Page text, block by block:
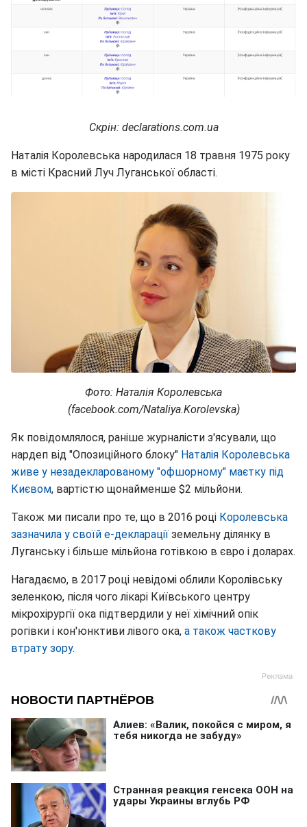
Скрін: declarations.com.ua
Наталія Королевська народилася 18 травня 1975 року
в місті Красний Луч Луганської області.
Фото: Наталія Королевська
(facebook.com/Nataliya.Korolevska)
Як повідомлялося, раніше журналісти з'ясували, що
нардеп від "Опозиційного блоку" Наталія Королевська
живе у незадекларованому "офшорному" маєтку під
Києвом, вартістю щонайменше $2 мільйони.
Також ми писали про те, що в 2016 році Королевська
зазначила у своїй е-декларації земельну ділянку в
Луганську і більше мільйона готівкою в євро і доларах.
Нагадаємо, в 2017 році невідомі облили Королівську
зеленкою, після чого лікарі Київського центру
мікрохірургії ока підтвердили у неї хімічний опік
рогівки і кон'юнктиви лівого ока, а також часткову
втрату зору.